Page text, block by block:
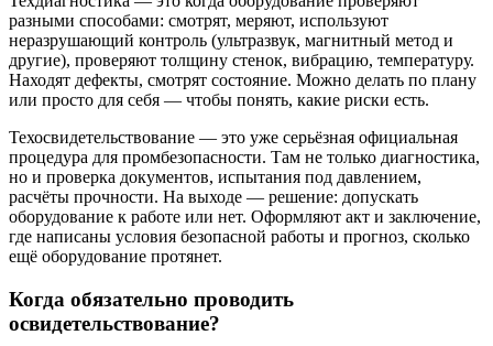
разными способами: смотрят, меряют, используют
неразрушающий контроль (ультразвук, магнитный метод и
другие), проверяют толщину стенок, вибрацию, температуру.
Находят дефекты, смотрят состояние. Можно делать по плану
или просто для себя — чтобы понять, какие риски есть.
Техосвидетельствование — это уже серьёзная официальная
процедура для промбезопасности. Там не только диагностика,
но и проверка документов, испытания под давлением,
расчёты прочности. На выходе — решение: допускать
оборудование к работе или нет. Оформляют акт и заключение,
где написаны условия безопасной работы и прогноз, сколько
ещё оборудование протянет.
Когда обязательно проводить
освидетельствование?